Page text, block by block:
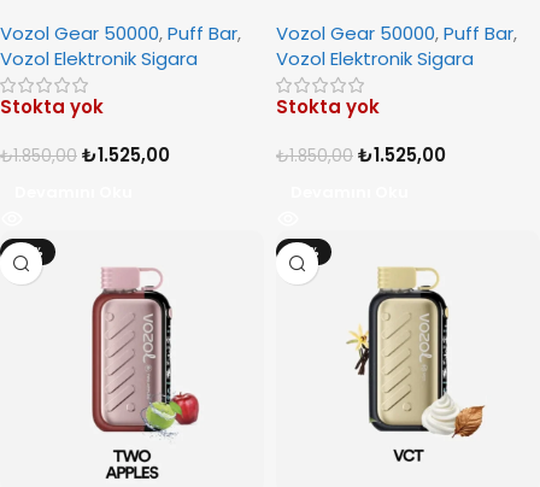
Vozol Gear 50000,Puff Bar,
Vozol Elektronik Sigara
Stokta yok
₺1.850,00 ₺1.525,00
Vozol Gear 50000,Puff Bar,
Vozol Elektronik Sigara
Stokta yok
₺1.850,00 ₺1.525,00
-18% -18%